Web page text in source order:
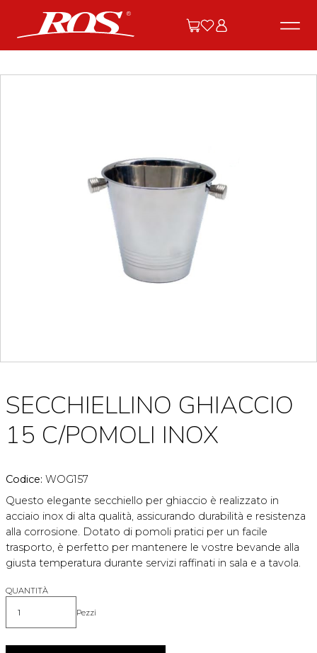
SECCHIELLINO GHIACCIO
15 C/POMOLI INOX
Codice: WOG157
Questo elegante secchiello per ghiaccio è realizzato in
acciaio inox di alta qualità, assicurando durabilità e resistenza
alla corrosione. Dotato di pomoli pratici per un facile
trasporto, è perfetto per mantenere le vostre bevande alla
giusta temperatura durante servizi raffinati in sala e a tavola.
QUANTITÀ
Quantità Pezzi